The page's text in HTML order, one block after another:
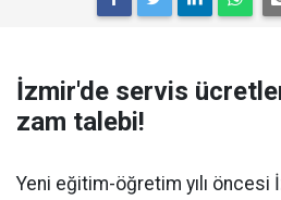
İzmir'de servis
zam talebi!
Yeni eğitim-öğretim yılı